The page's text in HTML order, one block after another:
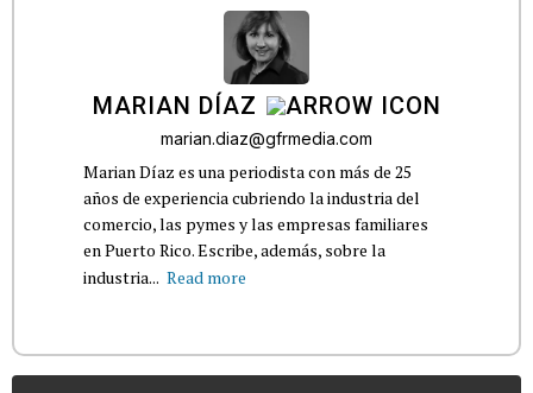
MARIAN DÍAZ
marian.diaz@gfrmedia.com
Marian Díaz es una periodista con más de 25
años de experiencia cubriendo la industria del
comercio, las pymes y las empresas familiares
en Puerto Rico. Escribe, además, sobre la
industria... Read more